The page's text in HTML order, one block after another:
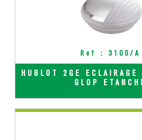
Ref : 3100/A
HUBLOT 2GE ECLAIRAGE
GLOP